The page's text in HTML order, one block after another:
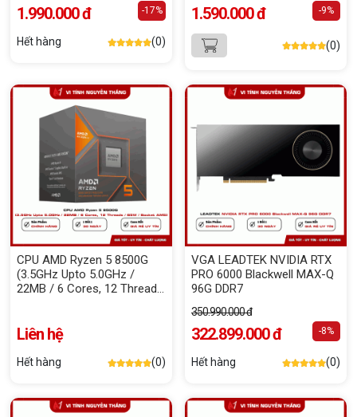
1.990.000 đ -17%
Hết hàng (0)
1.590.000 đ -9%
(0)
CPU AMD Ryzen 5 8500G
(3.5GHz Upto 5.0GHz /
22MB / 6 Cores, 12 Threads
Liên hệ
Hết hàng (0)
VGA LEADTEK NVIDIA RTX
PRO 6000 Blackwell MAX-Q
96G DDR7
350.990.000 đ
322.899.000 đ -8%
Hết hàng (0)